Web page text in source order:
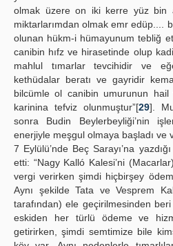
olmak üzere on iki kerre yüz bin
miktarlarımdan olmak emr edüp....
olunan hükm-i hümayunum tebliğ
canibin hıfz ve hirasetinde olup
mahlul tımarlar tevcihidir ve
kethüdalar beratı ve gayridir
bilcümle ol canibin umurunun
karinina tefviz olunmuştur”[29].
sonra Budin Beylerbeyliği’nin
enerjiyle meşgul olmaya başladı ve
7 Eylülü’nde Beç Sarayı’na
etti: “Nagy Kalló Kalesi’ni
vergi verirken şimdi hiçbirşey
Aynı şekilde Tata ve Vesprem
tarafından) ele geçirilmesinden
eskiden her türlü ödeme ve
getirirken, şimdi semtimize bile